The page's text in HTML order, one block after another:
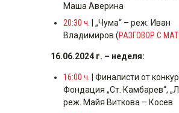
Маша Аверина
20:30 ч.
| „Чума“ – реж. Иван
Владимиров (РАЗГОВОР С
16.06.2024 г. – неделя:
16:00 ч.
| Финалисти от
Фондация „Ст. Камбарев“,
реж. Майя Виткова – Косев